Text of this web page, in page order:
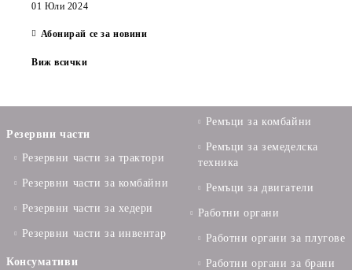
01 Юли 2024
Абонирай се за новини
Виж всички
Резервни части
Резервни части за трактори
Резервни части за комбайни
Резервни части за хедери
Резервни части за инвентар
Консумативи
Ремъци за комбайни
Ремъци за земеделска
техника
Ремъци за двигатели
Работни органи
Работни органи за плугове
Работни органи за брани